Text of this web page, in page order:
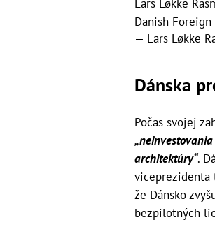
Lars Løkke
Danish
— Lars Løkke
Dánska
Počas svojej
architektúry“.
viceprezidenta
že Dánsko
bezpilotných